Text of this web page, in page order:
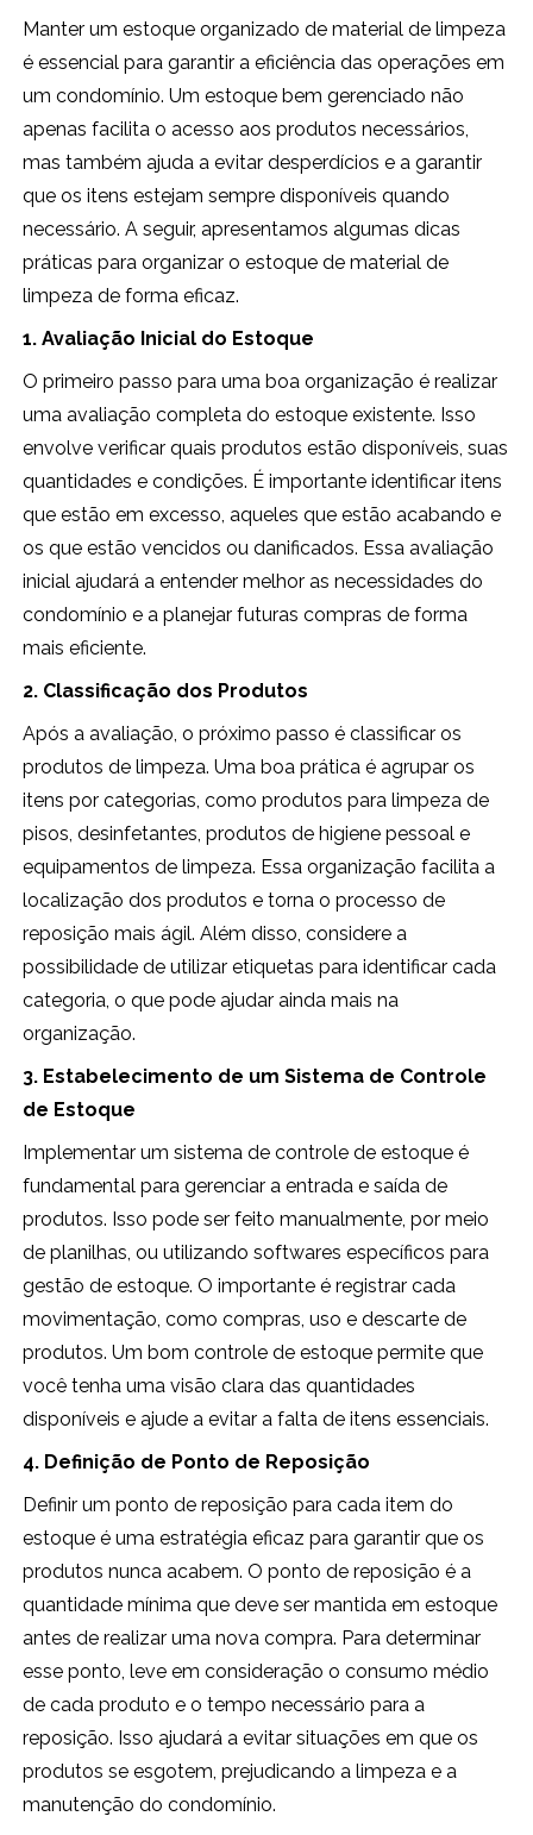
Manter um estoque organizado de material de limpeza
é essencial para garantir a eficiência das operações em
um condomínio. Um estoque bem gerenciado não
apenas facilita o acesso aos produtos necessários,
mas também ajuda a evitar desperdícios e a garantir
que os itens estejam sempre disponíveis quando
necessário. A seguir, apresentamos algumas dicas
práticas para organizar o estoque de material de
limpeza de forma eficaz.
1. Avaliação Inicial do Estoque
O primeiro passo para uma boa organização é realizar
uma avaliação completa do estoque existente. Isso
envolve verificar quais produtos estão disponíveis, suas
quantidades e condições. É importante identificar itens
que estão em excesso, aqueles que estão acabando e
os que estão vencidos ou danificados. Essa avaliação
inicial ajudará a entender melhor as necessidades do
condomínio e a planejar futuras compras de forma
mais eficiente.
2. Classificação dos Produtos
Após a avaliação, o próximo passo é classificar os
produtos de limpeza. Uma boa prática é agrupar os
itens por categorias, como produtos para limpeza de
pisos, desinfetantes, produtos de higiene pessoal e
equipamentos de limpeza. Essa organização facilita a
localização dos produtos e torna o processo de
reposição mais ágil. Além disso, considere a
possibilidade de utilizar etiquetas para identificar cada
categoria, o que pode ajudar ainda mais na
organização.
3. Estabelecimento de um Sistema de Controle
de Estoque
Implementar um sistema de controle de estoque é
fundamental para gerenciar a entrada e saída de
produtos. Isso pode ser feito manualmente, por meio
de planilhas, ou utilizando softwares específicos para
gestão de estoque. O importante é registrar cada
movimentação, como compras, uso e descarte de
produtos. Um bom controle de estoque permite que
você tenha uma visão clara das quantidades
disponíveis e ajude a evitar a falta de itens essenciais.
4. Definição de Ponto de Reposição
Definir um ponto de reposição para cada item do
estoque é uma estratégia eficaz para garantir que os
produtos nunca acabem. O ponto de reposição é a
quantidade mínima que deve ser mantida em estoque
antes de realizar uma nova compra. Para determinar
esse ponto, leve em consideração o consumo médio
de cada produto e o tempo necessário para a
reposição. Isso ajudará a evitar situações em que os
produtos se esgotem, prejudicando a limpeza e a
manutenção do condomínio.